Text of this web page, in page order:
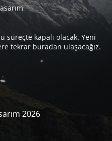
süreçte kapalı olacak. Yeni
tekrar buradan ulaşacağız.
2026